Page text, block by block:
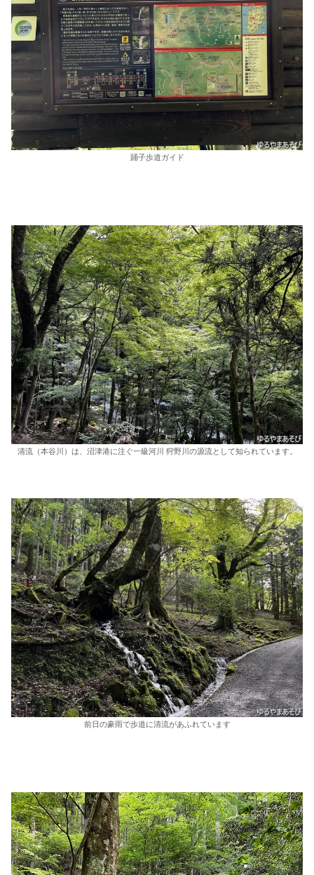
踊子歩道ガイド
清流（本谷川）は、沼津港に注ぐ一級河川 狩野川の源流として知られています。
前日の豪雨で歩道に清流があふれています